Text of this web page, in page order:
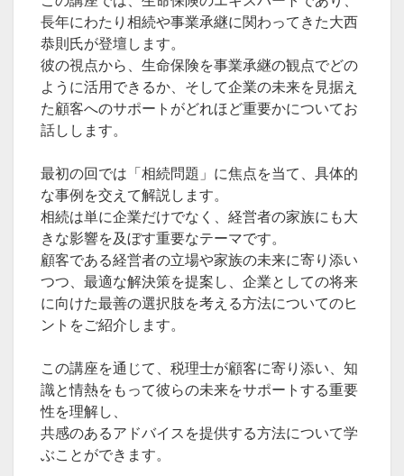
長年にわたり相続や事業承継に関わってきた大西
恭則氏が登壇します。
彼の視点から、生命保険を事業承継の観点でどの
ように活用できるか、そして企業の未来を見据え
た顧客へのサポートがどれほど重要かについてお
話しします。
最初の回では「相続問題」に焦点を当て、具体的
な事例を交えて解説します。
相続は単に企業だけでなく、経営者の家族にも大
きな影響を及ぼす重要なテーマです。
顧客である経営者の立場や家族の未来に寄り添い
つつ、最適な解決策を提案し、企業としての将来
に向けた最善の選択肢を考える方法についてのヒ
ントをご紹介します。
この講座を通じて、税理士が顧客に寄り添い、知
識と情熱をもって彼らの未来をサポートする重要
性を理解し、
共感のあるアドバイスを提供する方法について学
ぶことができます。